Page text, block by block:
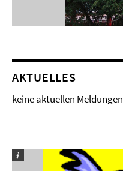
AKTUELLES
keine aktuellen Meldungen